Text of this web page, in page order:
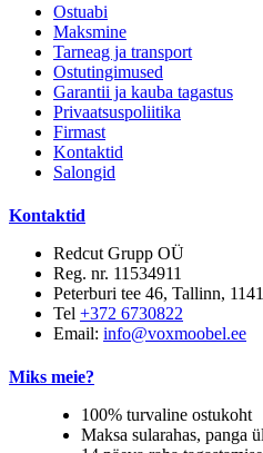
Ostuabi
Maksmine
Tarneag ja transport
Ostutingimused
Garantii ja kauba tagastus
Privaatsuspoliitika
Firmast
Kontaktid
Salongid
Kontaktid
Redcut Grupp OÜ
Reg. nr. 11534911
Peterburi tee 46, Tallinn,
Tel +372 6730822
Email: info@voxmoobel.ee
Miks meie?
100% turvaline ostukoht
Maksa sularahas, panga